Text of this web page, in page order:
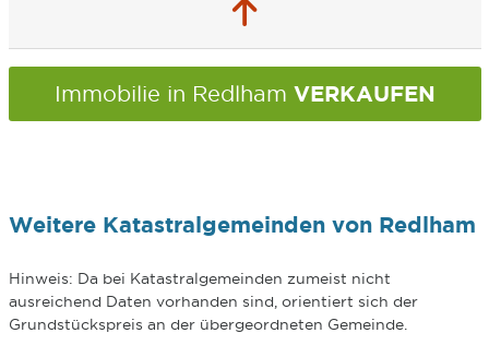
Immobilie in Redlham VERKAUFEN
Weitere Katastralgemeinden von Redlham
Hinweis: Da bei Katastralgemeinden zumeist nicht
ausreichend Daten vorhanden sind, orientiert sich der
Grundstückspreis an der übergeordneten Gemeinde.